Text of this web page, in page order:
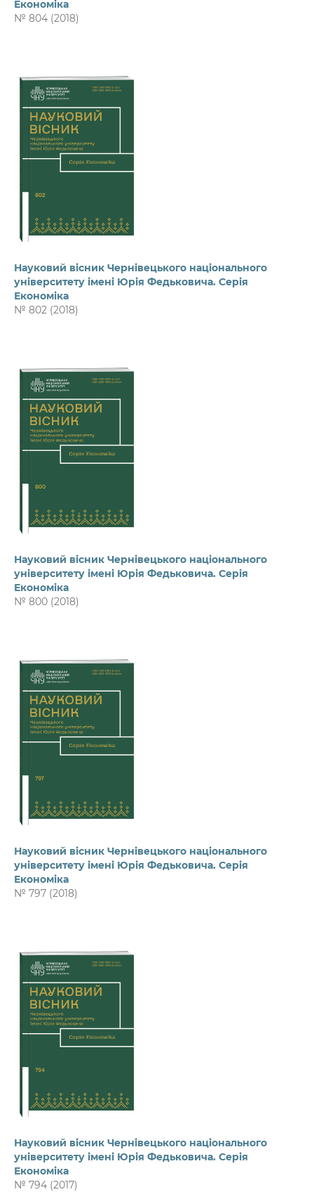
Економіка
№ 804 (2018)
Науковий вісник Чернівецького національного
університету імені Юрія Федьковича. Серія
Економіка
№ 802 (2018)
Науковий вісник Чернівецького національного
університету імені Юрія Федьковича. Серія
Економіка
№ 800 (2018)
Науковий вісник Чернівецького національного
університету імені Юрія Федьковича. Серія
Економіка
№ 797 (2018)
Науковий вісник Чернівецького національного
університету імені Юрія Федьковича. Серія
Економіка
№ 794 (2017)